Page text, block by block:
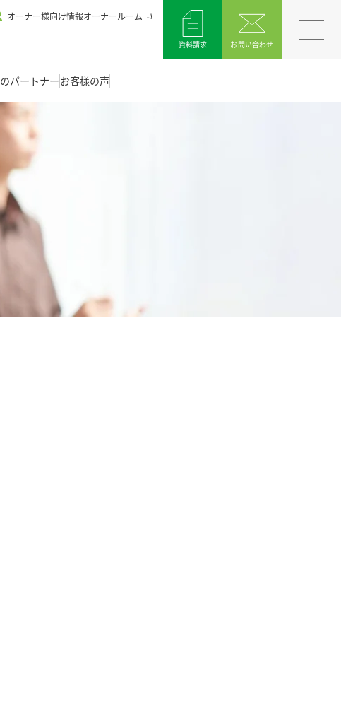
オーナー様向け情報オーナールーム
資料請求 お問い合わせ
パートナーお客様の声